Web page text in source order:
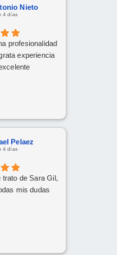
Nieto
4 días
profesionalidad
experiencia
Pelaez
4 días
trato de Sara Gil,
mis dudas